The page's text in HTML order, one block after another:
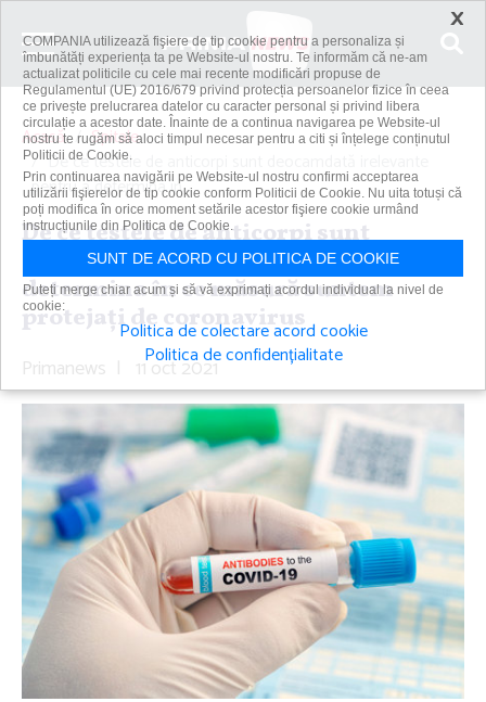
Acasă
Spitale
De ce testele de anticorpi sunt deocamdată irelevante
pentru a determina în...
De ce testele de anticorpi sunt
deocamdată irelevante pentru a
determina în ce măsură suntem
protejaţi de coronavirus
Primanews | 11 oct 2021
×
COMPANIA utilizează fişiere de tip cookie pentru a personaliza și
îmbunătăți experiența ta pe Website-ul nostru. Te informăm că ne-am
actualizat politicile cu cele mai recente modificări propuse de
Regulamentul (UE) 2016/679 privind protecția persoanelor fizice în ceea
ce privește prelucrarea datelor cu caracter personal și privind libera
circulație a acestor date. Înainte de a continua navigarea pe Website-ul
nostru te rugăm să aloci timpul necesar pentru a citi și înțelege conținutul
Politicii de Cookie.
Prin continuarea navigării pe Website-ul nostru confirmi acceptarea
utilizării fişierelor de tip cookie conform Politicii de Cookie. Nu uita totuși că
poți modifica în orice moment setările acestor fişiere cookie urmând
instrucțiunile din Politica de Cookie.
SUNT DE ACORD CU POLITICA DE COOKIE
Puteți merge chiar acum și să vă exprimați acordul individual la nivel de
cookie:
Politica de colectare acord cookie
Politica de confidențialitate